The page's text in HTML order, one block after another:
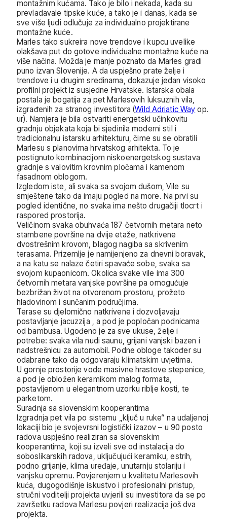
montažnim kućama. Tako je bilo i nekada, kada su
prevladavale tipske kuće, a tako je i danas, kada se
sve više ljudi odlučuje za individualno projektirane
montažne kuće.
Marles tako sukreira nove trendove i kupcu uvelike
olakšava put do gotove individualne montažne kuće na
više načina. Možda je manje poznato da Marles gradi
puno izvan Slovenije. A da uspješno prate želje i
trendove i u drugim sredinama, dokazuje jedan visoko
profilni projekt iz susjedne Hrvatske. Istarska obala
postala je bogatija za pet Marlesovih luksuznih vila,
izgrađenih za stranog investitora (Wild Adriatic Way op.
ur). Namjera je bila ostvariti energetski učinkovitu
gradnju objekata koja bi sjedinila moderni stil i
tradicionalnu istarsku arhitekturu, čime su se obratili
Marlesu s planovima hrvatskog arhitekta. To je
postignuto kombinacijom niskoenergetskog sustava
gradnje s valovitim krovnim pločama i kamenom
fasadnom oblogom.
Izgledom iste, ali svaka sa svojom dušom, Vile su
smještene tako da imaju pogled na more. Na prvi su
pogled identične, no svaka ima nešto drugačiji tlocrt i
raspored prostorija.
Veličinom svaka obuhvaća 187 četvornih metara neto
stambene površine na dvije etaže, natkrivene
dvostrešnim krovom, blagog nagiba sa skrivenim
terasama. Prizemlje je namijenjeno za dnevni boravak,
a na katu se nalaze četiri spavaće sobe, svaka sa
svojom kupaonicom. Okolica svake vile ima 300
četvornih metara vanjske površine pa omogućuje
bezbrižan život na otvorenom prostoru, prožeto
hladovinom i sunčanim područjima.
Terase su djelomično natkrivene i dozvoljavaju
postavljanje jacuzzija , a pod je popločan podnicama
od bambusa. Ugođeno je za sve ukuse, želje i
potrebe: svaka vila nudi saunu, grijani vanjski bazen i
nadstrešnicu za automobil. Podne obloge također su
odabrane tako da odgovaraju klimatskim uvjetima.
U gornje prostorije vode masivne hrastove stepenice,
a pod je obložen keramikom malog formata,
postavljenom u elegantnom uzorku riblje kosti, te
parketom.
Suradnja sa slovenskim kooperantima
Izgradnja pet vila po sistemu „ključ u ruke“ na udaljenoj
lokaciji bio je svojevrsni logistički izazov – u 90 posto
radova uspješno realiziran sa slovenskim
kooperantima, koji su izveli sve od instalacija do
soboslikarskih radova, uključujući keramiku, estrih,
podno grijanje, klima uređaje, unutarnju stolariju i
vanjsku opremu. Povjerenjem u kvalitetu Marlesovih
kuća, dugogodišnje iskustvo i profesionalni pristup,
stručni voditelji projekta uvjerili su investitora da se po
završetku radova Marlesu povjeri realizacija još dva
projekta.